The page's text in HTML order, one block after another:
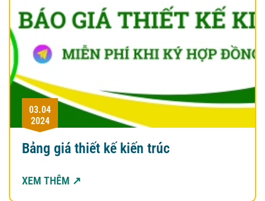
03.04
2024
Bảng giá thiết kế kiến trúc
XEM THÊM ↗